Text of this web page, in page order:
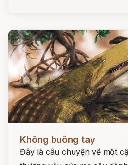
Không buông tay
Đây là câu chuyện về một